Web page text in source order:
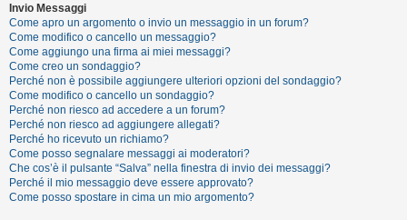
i
s
p
o
s
t
a
Invio Messaggi
Come apro un argomento o invio un messaggio in un forum?
Come modifico o cancello un messaggio?
Come aggiungo una firma ai miei messaggi?
Come creo un sondaggio?
Perché non è possibile aggiungere ulteriori opzioni del sondaggio?
Come modifico o cancello un sondaggio?
Perché non riesco ad accedere a un forum?
Perché non riesco ad aggiungere allegati?
Perché ho ricevuto un richiamo?
Come posso segnalare messaggi ai moderatori?
Che cos’è il pulsante “Salva” nella finestra di invio dei messaggi?
Perché il mio messaggio deve essere approvato?
Come posso spostare in cima un mio argomento?